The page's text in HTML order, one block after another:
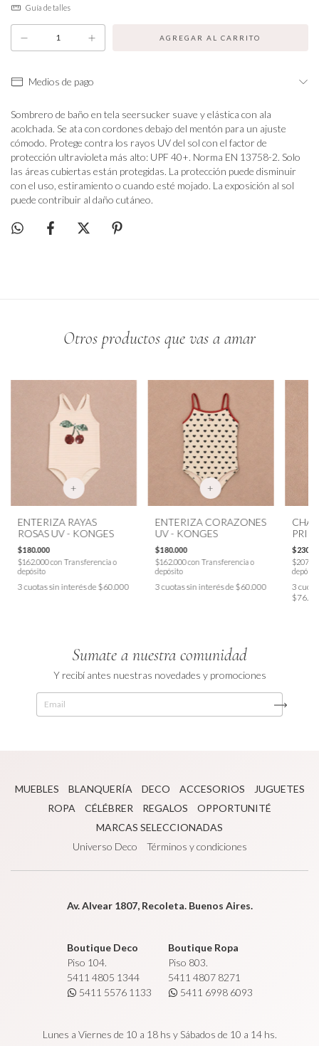
Guía de talles
Medios de pago
Sombrero de baño en tela seersucker suave y elástica con ala
acolchada. Se ata con cordones debajo del mentón para un ajuste
cómodo. Protege contra los rayos UV del sol con el factor de
protección ultravioleta más alto: UPF 40+. Norma EN 13758-2. Solo
las áreas cubiertas están protegidas. La protección puede disminuir
con el uso, estiramiento o cuando esté mojado. La exposición al sol
puede contribuir al daño cutáneo.
Otros productos que vas a amar
+
ENTERIZA RAYAS
ROSAS UV - KONGES
$180.000
$162.000con Transferencia o
depósito
3cuotas sin interés de $60.000
+
ENTERIZA CORAZONES
UV - KONGES
$180.000
$162.000con Transferencia o
depósito
3cuotas sin interés de $60.000
depósito
3
Sumate a nuestra comunidad
Y recibí antes nuestras novedades y promociones
MUEBLES BLANQUERÍA DECO ACCESORIOS
JUGUETES
ROPA
CÉLÉBRER REGALOS
OPPORTUNITÉ
MARCAS SELECCIONADAS
Universo Deco
Términos y condiciones
Av. Alvear 1807, Recoleta. Buenos Aires.
Boutique Deco
Piso 104.
5411 4805 1344
5411 5576 1133
Boutique Ropa
Piso 803.
5411 4807 8271
5411 6998 6093
Lunes a Viernes de 10 a 18 hs y Sábados de 10 a 14 hs.